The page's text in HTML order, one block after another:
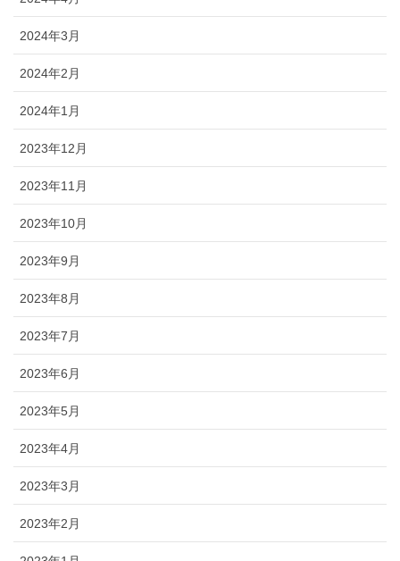
2024年3月
2024年2月
2024年1月
2023年12月
2023年11月
2023年10月
2023年9月
2023年8月
2023年7月
2023年6月
2023年5月
2023年4月
2023年3月
2023年2月